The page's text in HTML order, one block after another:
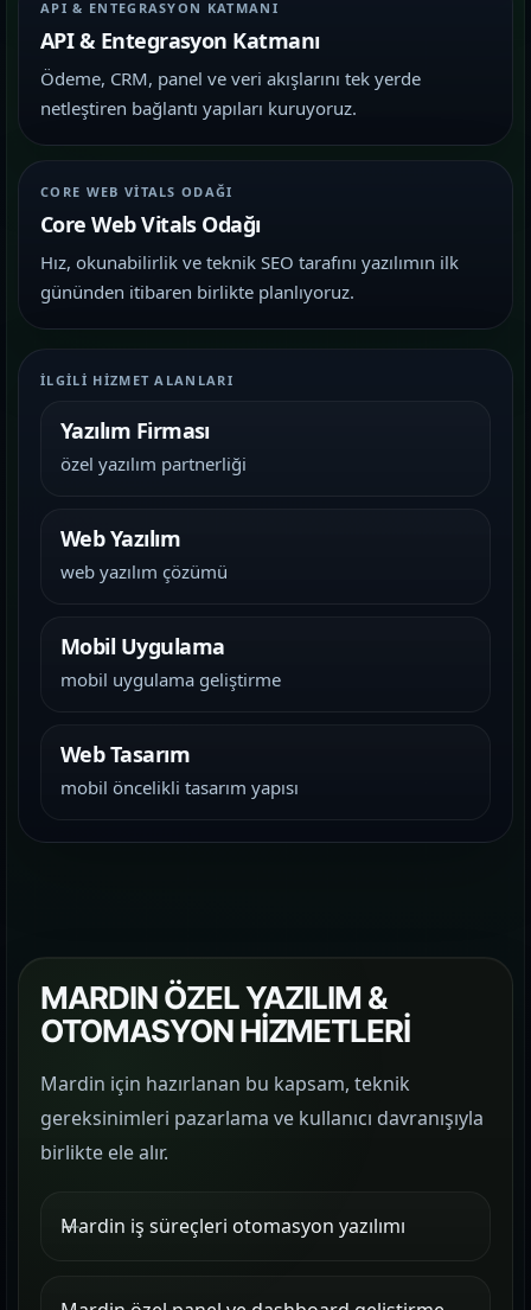
API & ENTEGRASYON KATMANI
API & Entegrasyon Katmanı
Ödeme, CRM, panel ve veri akışlarını tek yerde
netleştiren bağlantı yapıları kuruyoruz.
CORE WEB VITALS ODAĞI
Core Web Vitals Odağı
Hız, okunabilirlik ve teknik SEO tarafını yazılımın ilk
gününden itibaren birlikte planlıyoruz.
İLGILI HIZMET ALANLARI
Yazılım Firması
özel yazılım partnerliği
Web Yazılım
web yazılım çözümü
Mobil Uygulama
mobil uygulama geliştirme
Web Tasarım
mobil öncelikli tasarım yapısı
MARDIN ÖZEL YAZILIM &
OTOMASYON HİZMETLERİ
Mardin için hazırlanan bu kapsam, teknik
gereksinimleri pazarlama ve kullanıcı davranışıyla
birlikte ele alır.
Mardin iş süreçleri otomasyon yazılımı